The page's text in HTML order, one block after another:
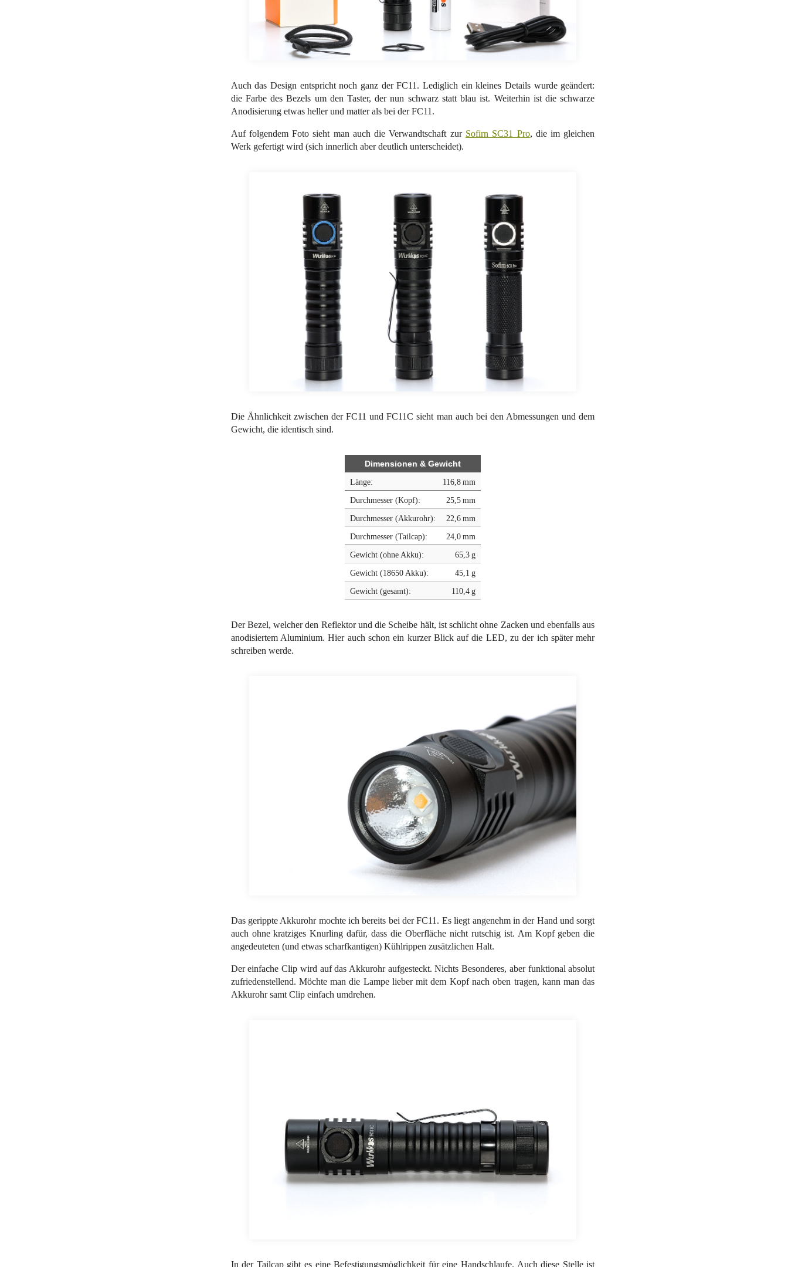
Auch das Design entspricht noch ganz der FC11. Lediglich ein kleines Details wurde geändert:
die Farbe des Bezels um den Taster, der nun schwarz statt blau ist. Weiterhin ist die schwarze
Anodisierung etwas heller und matter als bei der FC11.
Auf folgendem Foto sieht man auch die Verwandtschaft zur Sofirn SC31 Pro, die im gleichen
Werk gefertigt wird (sich innerlich aber deutlich unterscheidet).
Die Ähnlichkeit zwischen der FC11 und FC11C sieht man auch bei den Abmessungen und dem
Gewicht, die identisch sind.
Dimensionen & Gewicht
Länge:
116,8 mm
Durchmesser (Kopf):
25,5 mm
Durchmesser (Akkurohr):
22,6 mm
Durchmesser (Tailcap):
24,0 mm
Gewicht (ohne Akku):
65,3 g
Gewicht (18650 Akku):
45,1 g
Gewicht (gesamt):
110,4 g
Der Bezel, welcher den Reflektor und die Scheibe hält, ist schlicht ohne Zacken und ebenfalls aus
anodisiertem Aluminium. Hier auch schon ein kurzer Blick auf die LED, zu der ich später mehr
schreiben werde.
Das gerippte Akkurohr mochte ich bereits bei der FC11. Es liegt angenehm in der Hand und sorgt
auch ohne kratziges Knurling dafür, dass die Oberfläche nicht rutschig ist. Am Kopf geben die
angedeuteten (und etwas scharfkantigen) Kühlrippen zusätzlichen Halt.
Der einfache Clip wird auf das Akkurohr aufgesteckt. Nichts Besonderes, aber funktional absolut
zufriedenstellend. Möchte man die Lampe lieber mit dem Kopf nach oben tragen, kann man das
Akkurohr samt Clip einfach umdrehen.
In der Tailcap gibt es eine Befestigungsmöglichkeit für eine Handschlaufe. Auch diese Stelle ist